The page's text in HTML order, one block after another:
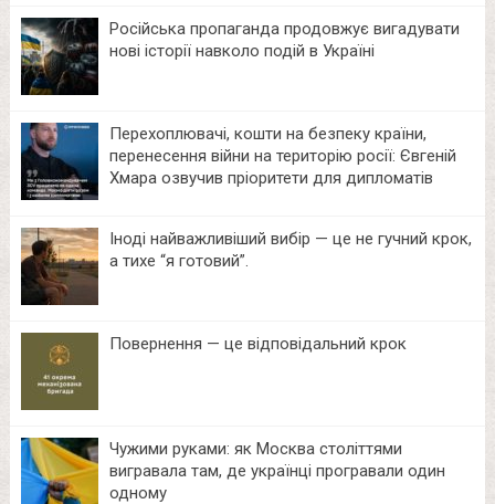
Російська пропаганда продовжує вигадувати
нові історії навколо подій в Україні
Перехоплювачі, кошти на безпеку країни,
перенесення війни на територію росії: Євгеній
Хмара озвучив пріоритети для дипломатів
Іноді найважливіший вибір — це не гучний крок,
а тихе “я готовий”.
Повернення — це відповідальний крок
Чужими руками: як Москва століттями
вигравала там, де українці програвали один
одному